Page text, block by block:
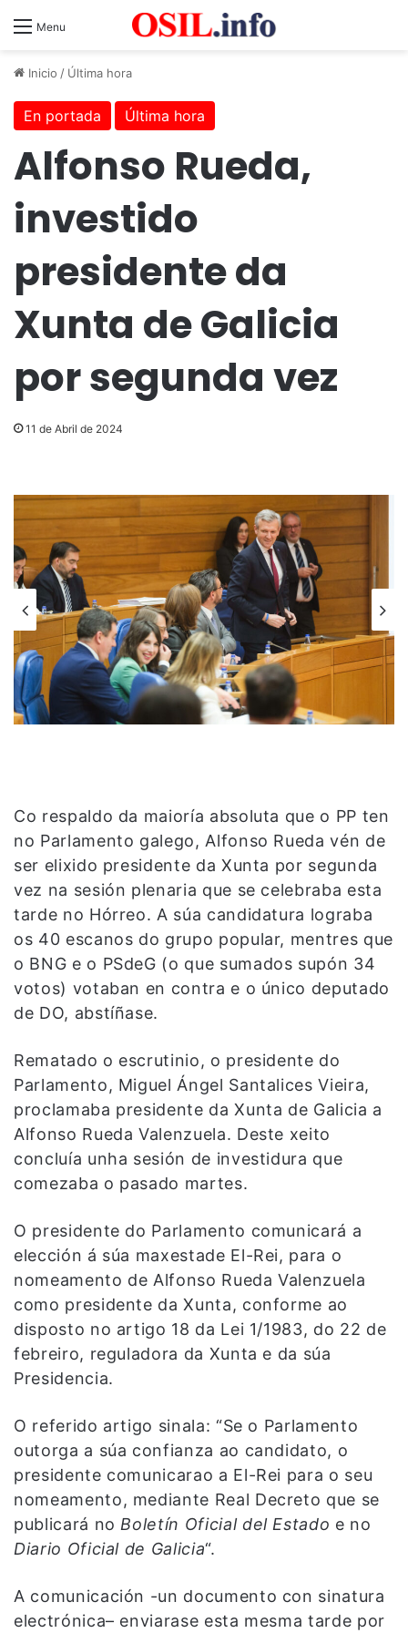
Menu
Inicio / Última hora
En portada Última hora
Alfonso Rueda,
investido
presidente da
Xunta de Galicia
por segunda vez
11 de Abril de 2024
Co respaldo da maioría absoluta que o PP ten
no Parlamento galego, Alfonso Rueda vén de
ser elixido presidente da Xunta por segunda
vez na sesión plenaria que se celebraba esta
tarde no Hórreo. A súa candidatura lograba
os 40 escanos do grupo popular, mentres que
o BNG e o PSdeG (o que sumados supón 34
votos) votaban en contra e o único deputado
de DO, abstíñase.
Rematado o escrutinio, o presidente do
Parlamento, Miguel Ángel Santalices Vieira,
proclamaba presidente da Xunta de Galicia a
Alfonso Rueda Valenzuela. Deste xeito
concluía unha sesión de investidura que
comezaba o pasado martes.
O presidente do Parlamento comunicará a
elección á súa maxestade El-Rei, para o
nomeamento de Alfonso Rueda Valenzuela
como presidente da Xunta, conforme ao
disposto no artigo 18 da Lei 1/1983, do 22 de
febreiro, reguladora da Xunta e da súa
Presidencia.
O referido artigo sinala: “Se o Parlamento
outorga a súa confianza ao candidato, o
presidente comunicarao a El-Rei para o seu
nomeamento, mediante Real Decreto que se
publicará noBoletín Oficial del Estado e no
Diario Oficial de Galicia“.
A comunicación -un documento con sinatura
electrónica– enviarase esta mesma tarde por